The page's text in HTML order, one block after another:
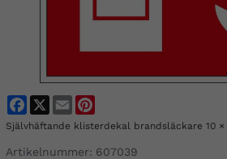
FacebookEmail
Självhäftande klisterdekal brandsläckare 10 ×
Artikelnummer: 607039